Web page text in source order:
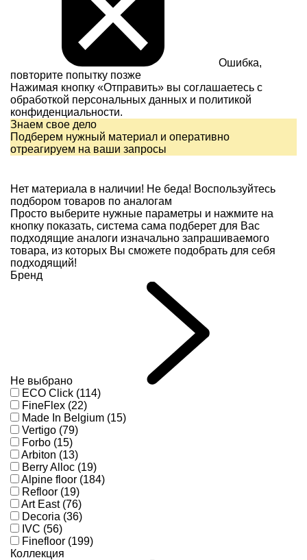
Ошибка,
повторите попытку позже
Нажимая кнопку «Отправить» вы соглашаетесь с
обработкой персональных данных и политикой
конфиденциальности.
Знаем свое дело
Подберем нужный материал и оперативно
отреагируем на ваши запросы
Нет материала в наличии! Не беда! Воспользуйтесь
подбором товаров по аналогам
Просто выберите нужные параметры и нажмите на
кнопку показать, система сама подберет для Вас
подходящие аналоги изначально запрашиваемого
товара, из которых Вы сможете подобрать для себя
подходящий!
Бренд
Не выбрано
ECO Click (114)
FineFlex (22)
Made In Belgium (15)
Vertigo (79)
Forbo (15)
Arbiton (13)
Berry Alloc (19)
Alpine floor (184)
Refloor (19)
Art East (76)
Decoria (36)
IVC (56)
Finefloor (199)
Коллекция